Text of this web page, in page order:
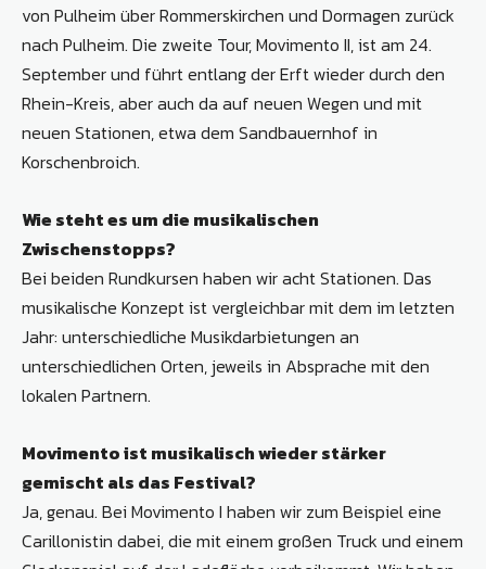
von Pulheim über Rommerskirchen und Dormagen zurück
nach Pulheim. Die zweite Tour, Movimento II, ist am 24.
September und führt entlang der Erft wieder durch den
Rhein-Kreis, aber auch da auf neuen Wegen und mit
neuen Stationen, etwa dem Sandbauernhof in
Korschenbroich.
Wie steht es um die musikalischen
Zwischenstopps?
Bei beiden Rundkursen haben wir acht Stationen. Das
musikalische Konzept ist vergleichbar mit dem im letzten
Jahr: unterschiedliche Musikdarbietungen an
unterschiedlichen Orten, jeweils in Absprache mit den
lokalen Partnern.
Movimento ist musikalisch wieder stärker
gemischt als das Festival?
Ja, genau. Bei Movimento I haben wir zum Beispiel eine
Carillonistin dabei, die mit einem großen Truck und einem